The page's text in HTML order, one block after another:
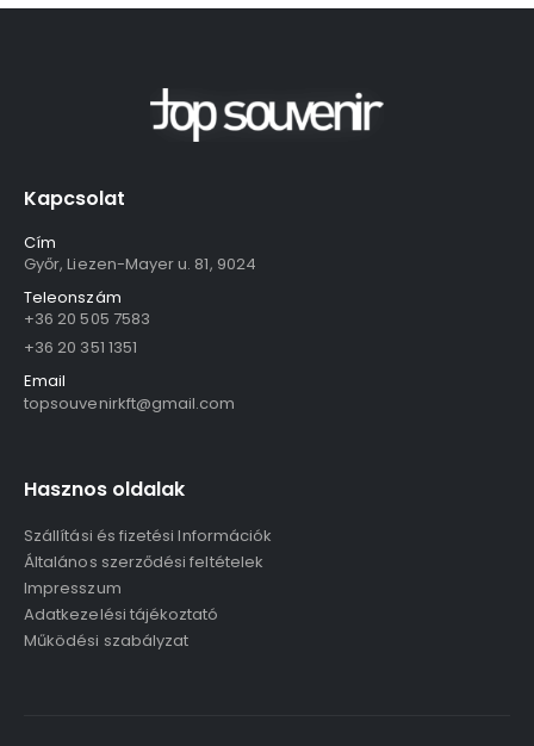
Kapcsolat
Cím
Győr, Liezen-Mayer u. 81, 9024
Teleonszám
+36 20 505 7583
+36 20 351 1351
Email
topsouvenirkft@gmail.com
Hasznos oldalak
Szállítási és fizetési Információk
Általános szerződési feltételek
Impresszum
Adatkezelési tájékoztató
Működési szabályzat